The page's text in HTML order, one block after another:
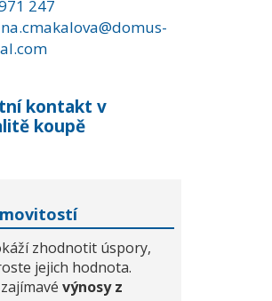
247
kontakt v
koupě
zhodnotit úspory,
jejich hodnota.
výnosy z